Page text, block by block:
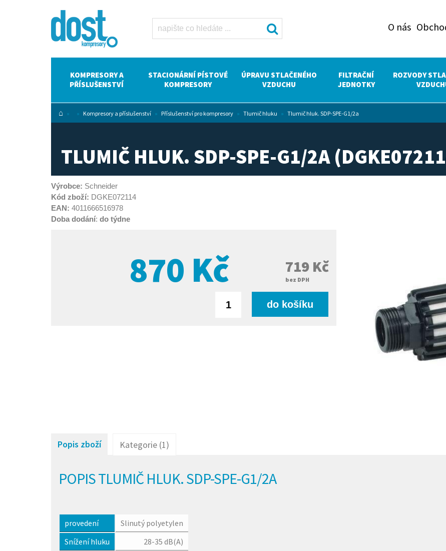
Tlumič hluk.
SDP-SPE-G1/2a
Dost -
kompresory
Atlas Copco
O nás
KOMPRESORY A
PŘÍSLUŠENSTVÍ
STACIONÁRNÍ PÍSTOVÉ
KOMPRESORY
ÚPRAVU STLAČENÉHO
VZDUCHU
FILTRAČNÍ
JEDNOTKY
ROZVODY
⌂ » » Kompresory a příslušenství » Příslušenství pro kompresory » Tlumič hluku » Tlumič hluk. SDP-SPE-G1/2a
TLUMIČ HLUK. SDP-SPE-G1/2A
Výrobce: Schneider
Kód zboží: DGKE072114
EAN: 4011666516978
Doba dodání: do týdne
870 Kč 719 Kč
bez DPH
Popis zboží Kategorie (1)
POPIS TLUMIČ HLUK. SDP-SPE-G1/2A
provedení
Slinutý polyetylen
Snížení hluku
28-35 dB(A)